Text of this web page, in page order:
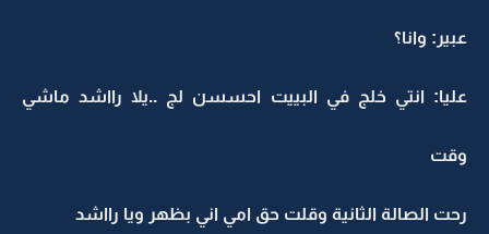
عبير: وانا؟
عليا: انتي خلج في البييت احسسن لج ..يلا رااشد ماشي
وقت
رحت الصالة الثانية وقلت حق امي اني بظهر ويا رااشد